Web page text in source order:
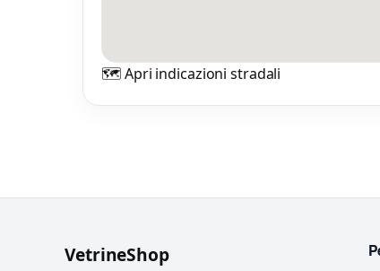
🗺️ Apri indicazioni stradali
VetrineShop